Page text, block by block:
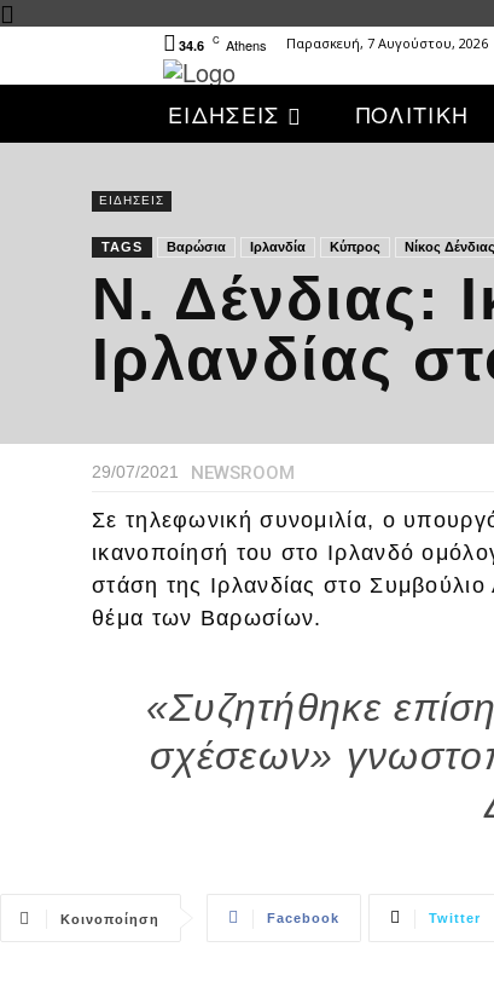
34.6 C Athens Παρασκευή, 7 Αυγούστου, 2026
ΕΙΔΗΣΕΙΣ ΠΟΛΙΤΙΚΗ
ΕΙΔΗΣΕΙΣ
TAGS Βαρώσια Ιρλανδία Κύπρος Νίκος Δένδιας
Ν. Δένδιας:
Ιρλανδίας
29/07/2021 NEWSROOM
Σε τηλεφωνική συνομιλία, ο
ικανοποίησή του στο Ιρλανδό
στάση της Ιρλανδίας στο
θέμα των Βαρωσίων.
«Συζητήθηκε
σχέσεων»
Κοινοποίηση Facebook Twitter